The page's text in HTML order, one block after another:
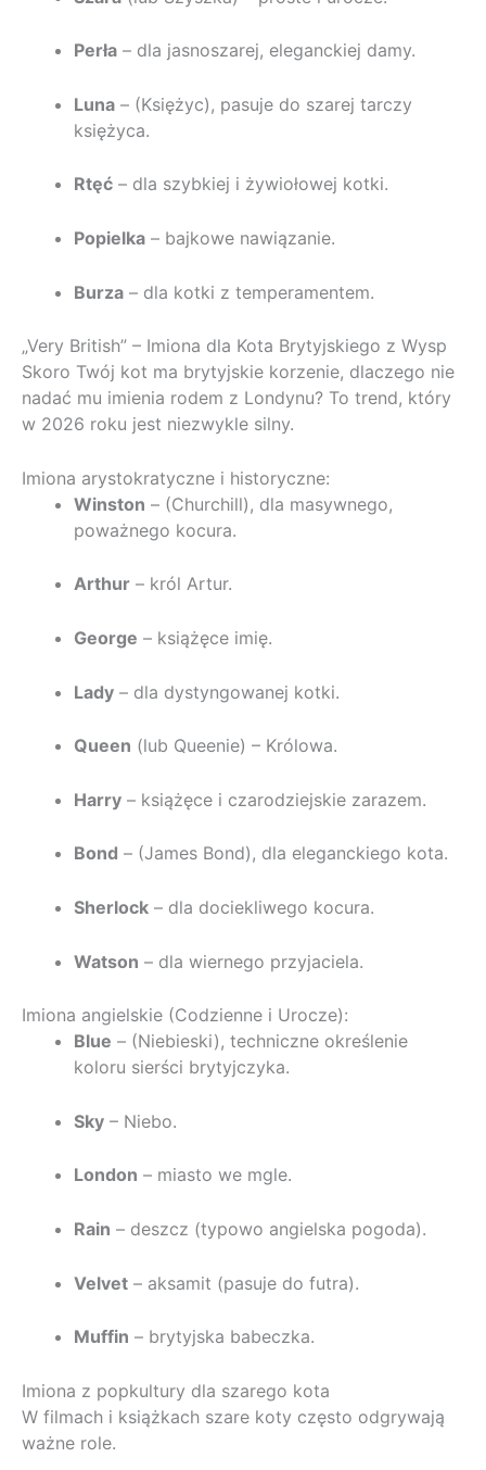
Perła – dla jasnoszarej, eleganckiej damy.
Luna – (Księżyc), pasuje do szarej tarczy
księżyca.
Rtęć – dla szybkiej i żywiołowej kotki.
Popielka – bajkowe nawiązanie.
Burza – dla kotki z temperamentem.
„Very British” – Imiona dla Kota Brytyjskiego z Wysp
Skoro Twój kot ma brytyjskie korzenie, dlaczego nie
nadać mu imienia rodem z Londynu? To trend, który
w 2026 roku jest niezwykle silny.
Imiona arystokratyczne i historyczne:
Winston – (Churchill), dla masywnego,
poważnego kocura.
Arthur – król Artur.
George – książęce imię.
Lady – dla dystyngowanej kotki.
Queen (lub Queenie) – Królowa.
Harry – książęce i czarodziejskie zarazem.
Bond – (James Bond), dla eleganckiego kota.
Sherlock – dla dociekliwego kocura.
Watson – dla wiernego przyjaciela.
Imiona angielskie (Codzienne i Urocze):
Blue – (Niebieski), techniczne określenie
koloru sierści brytyjczyka.
Sky – Niebo.
London – miasto we mgle.
Rain – deszcz (typowo angielska pogoda).
Velvet – aksamit (pasuje do futra).
Muffin – brytyjska babeczka.
Imiona z popkultury dla szarego kota
W filmach i książkach szare koty często odgrywają
ważne role.